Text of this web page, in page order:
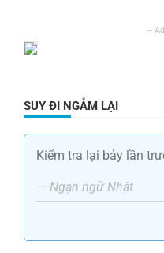
SUY ĐI NGẪM LẠI
Kiểm tra lại bảy lần
— Ngạn ngữ Nhật